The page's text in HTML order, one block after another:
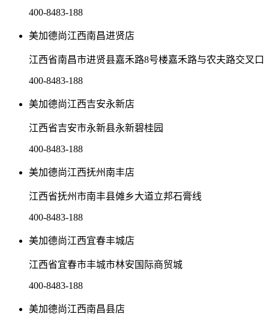
400-8483-188
美加德尚江西南昌进贤店
江西省南昌市进贤县嘉禾路8号楼嘉禾路与农夫路交叉口
400-8483-188
美加德尚江西吉安永新店
江西省吉安市永新县永新碧桂园
400-8483-188
美加德尚江西抚州南丰店
江西省抚州市南丰县傩乡大道立邦石膏线
400-8483-188
美加德尚江西宜春丰城店
江西省宜春市丰城市林安国际商贸城
400-8483-188
美加德尚江西南昌县店